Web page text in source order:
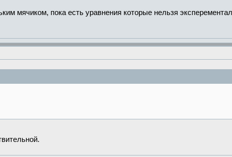
мячиком, пока есть уравнения которые нельзя